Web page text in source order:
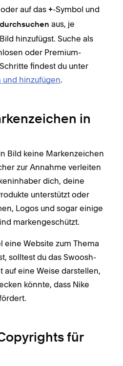
oder auf das +-Symbol und
aus, je
hinzufügst. Suche als
oder Premium-
findest du unter
hinzufügen.
in
Bild keine Markenzeichen
zur Annahme verleiten
dich, deine
unterstützt oder
Logos und sogar einige
markengeschützt.
eine Website zum Thema
solltest du das Swoosh-
auf eine Weise darstellen,
könnte, dass Nike
für